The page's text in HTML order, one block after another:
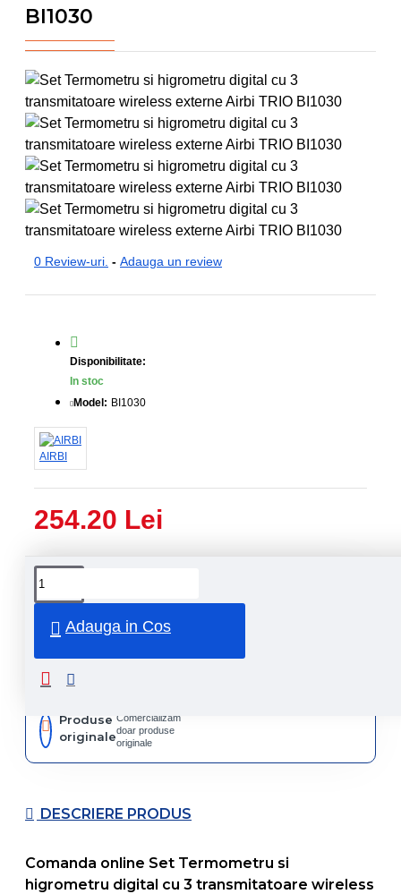
BI1030
0 Review-uri. - Adauga un review
254.20 Lei
Disponibilitate:
In stoc
Model: BI1030
AIRBI
Adauga in Cos
curier
Produse
originale
Comercializam
doar produse
originale
DESCRIERE PRODUS
Comanda online Set Termometru si
higrometru digital cu 3 transmitatoare wireless